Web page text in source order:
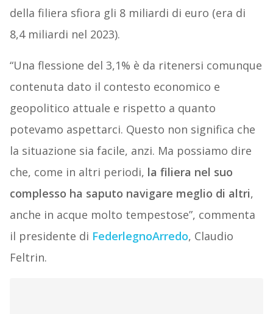
della filiera sfiora gli 8 miliardi di euro (era di
8,4 miliardi nel 2023).
“Una flessione del 3,1% è da ritenersi comunque
contenuta dato il contesto economico e
geopolitico attuale e rispetto a quanto
potevamo aspettarci. Questo non significa che
la situazione sia facile, anzi. Ma possiamo dire
che, come in altri periodi, la filiera nel suo
complesso ha saputo navigare meglio di altri,
anche in acque molto tempestose”, commenta
il presidente di FederlegnoArredo, Claudio
Feltrin.